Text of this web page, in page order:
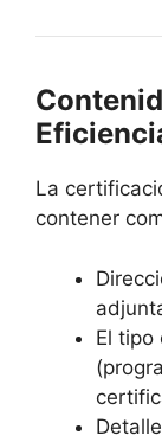
La
contener
El tipo